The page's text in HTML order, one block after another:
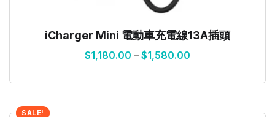
iCharger Mini 電動車充電線13A插頭
$1,180.00 – $1,580.00
SALE!